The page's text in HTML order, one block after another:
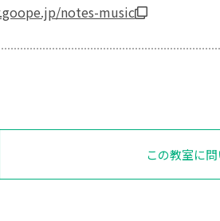
notes-music
この教室に